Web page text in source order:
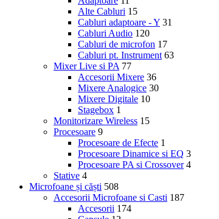
Alte Cabluri 15
Cabluri adaptoare - Y 31
Cabluri Audio 120
Cabluri de microfon 17
Cabluri pt. Instrument 63
Mixer Live si PA 77
Accesorii Mixere 36
Mixere Analogice 30
Mixere Digitale 10
Stagebox 1
Monitorizare Wireless 15
Procesoare 9
Procesoare de Efecte 1
Procesoare Dinamice si EQ 3
Procesoare PA si Crossover 4
Stative 4
Microfoane și căști 508
Accesorii Microfoane si Casti 187
Accesorii 174